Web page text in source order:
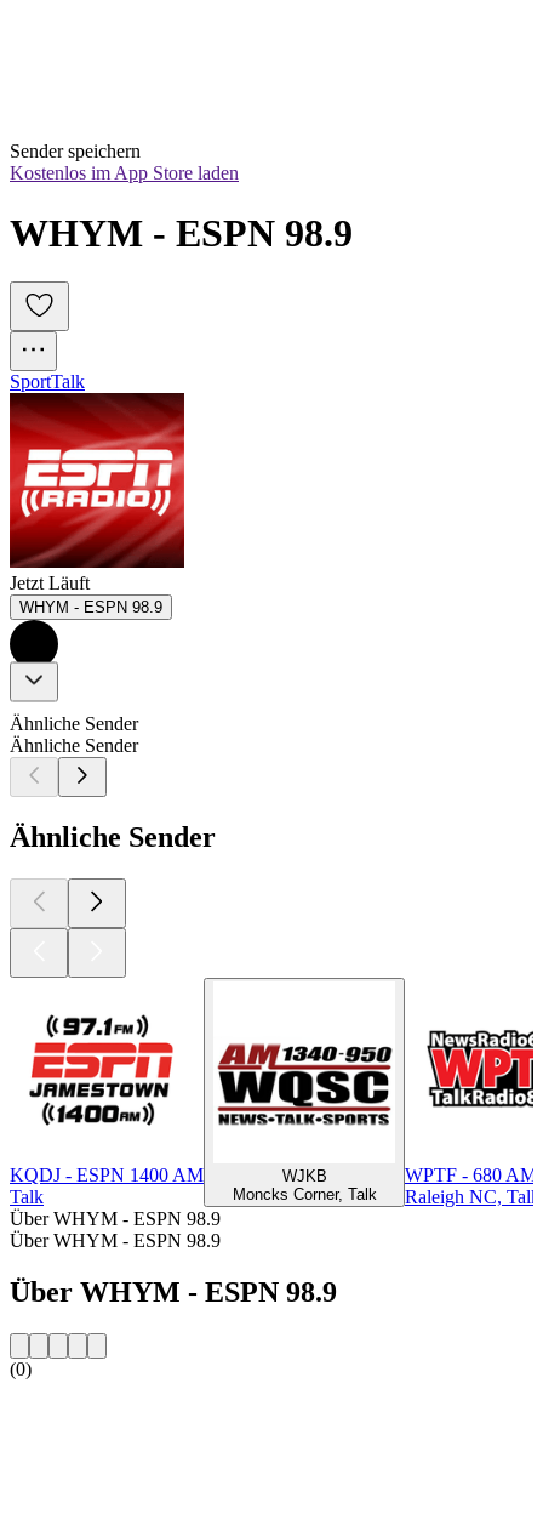
Sender speichern
Kostenlos im App Store laden
WHYM - ESPN 98.9
SportTalk
Jetzt Läuft
WHYM - ESPN 98.9
Ähnliche Sender
Ähnliche Sender
Ähnliche Sender
KQDJ - ESPN 1400 AM
Talk
WJKB
Moncks Corner, Talk
WPTF - 680 AM
Raleigh NC, Talk
Über WHYM - ESPN 98.9
Über WHYM - ESPN 98.9
Über WHYM - ESPN 98.9
(0)